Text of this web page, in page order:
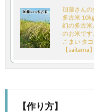
加藤さん
多古米
幻の多古
のお米です
こまい タ
【saitama】
【作り方】